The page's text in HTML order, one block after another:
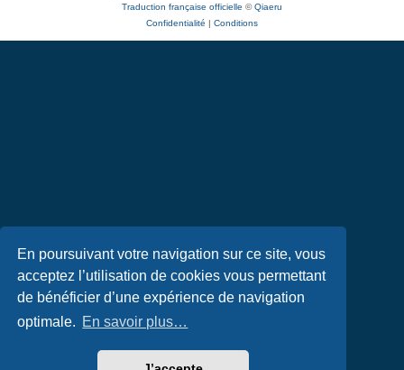
En poursuivant votre navigation sur ce site, vous
acceptez l’utilisation de cookies vous permettant
de bénéficier d’une expérience de navigation
optimale. En savoir plus…
Traduction française officielle ©Qiaeru
Confidentialité | Conditions